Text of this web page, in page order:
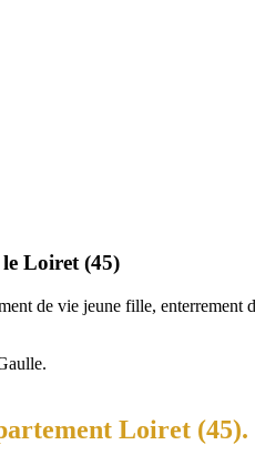
Loiret (45)
de vie jeune fille, enterrement
Loiret (45).